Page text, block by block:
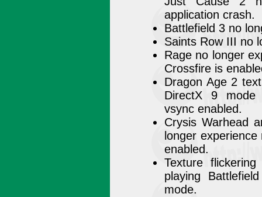
application crash.
Battlefield 3 no
Saints Row III no
Rage no longer
Crossfire is
Dragon Age 2
DirectX 9 mode
vsync enabled.
Crysis Warhead
longer
enabled.
Texture
playing
mode.